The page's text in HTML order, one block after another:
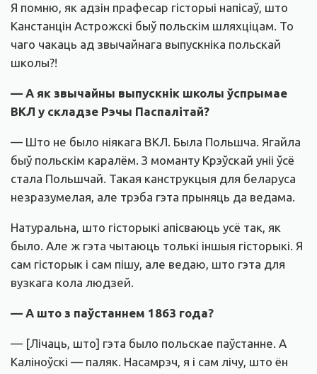
Я помню, як адзін прафесар гісторыі напісаў, што
Канстанцін Астрожскі быў польскім шляхціцам. То
чаго чакаць ад звычайнага выпускніка польскай
школы?!
— А як звычайны выпускнік школы ўспрымае
ВКЛ у складзе Рэчы Паспалітай?
— Што не было ніякага ВКЛ. Была Польшча. Ягайла
быў польскім каралём. З моманту Крэўскай уніі ўсё
стала Польшчай. Такая канструкцыя для беларуса
незразумелая, але трэба гэта прыняць да ведама.
Натуральна, што гісторыкі апісваюць усё так, як
было. Але ж гэта чытаюць толькі іншыя гісторыкі. Я
сам гісторык і сам пішу, але ведаю, што гэта для
вузкага кола людзей.
— А што з паўстаннем 1863 года?
— [Лічаць, што] гэта было польскае паўстанне. А
Каліноўскі — паляк. Насамрэч, я і сам лічу, што ён